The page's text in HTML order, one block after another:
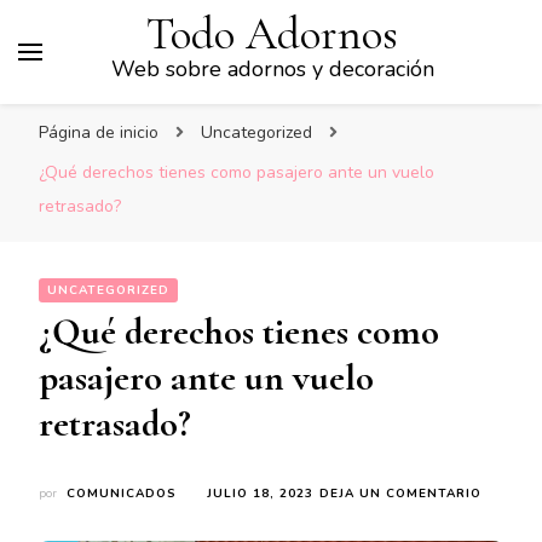
Todo Adornos
Web sobre adornos y decoración
Página de inicio
Uncategorized
¿Qué derechos tienes como pasajero ante un vuelo
retrasado?
UNCATEGORIZED
¿Qué derechos tienes como
pasajero ante un vuelo
retrasado?
por COMUNICADOS JULIO 18, 2023 DEJA UN COMENTARIO